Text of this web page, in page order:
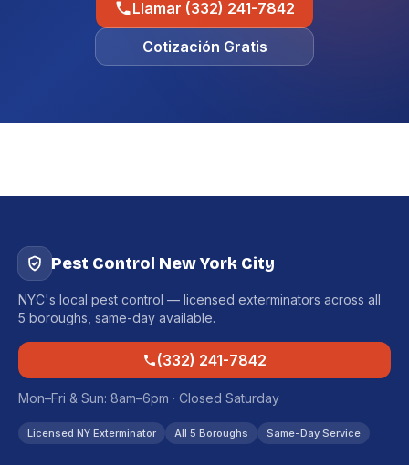
Llamar (332) 241-7842
Cotización Gratis
Pest Control New York City
NYC's local pest control — licensed exterminators across all
5 boroughs, same-day available.
(332) 241-7842
Mon–Fri & Sun: 8am–6pm · Closed Saturday
Licensed NY Exterminator All 5 Boroughs Same-Day Service